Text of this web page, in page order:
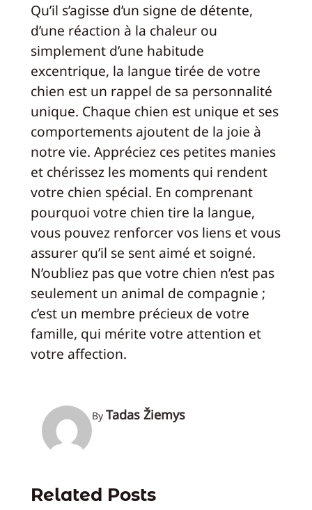
Qu’il s’agisse d’un signe de détente,
d’une réaction à la chaleur ou
simplement d’une habitude
excentrique, la langue tirée de votre
chien est un rappel de sa personnalité
unique. Chaque chien est unique et ses
comportements ajoutent de la joie à
notre vie. Appréciez ces petites manies
et chérissez les moments qui rendent
votre chien spécial. En comprenant
pourquoi votre chien tire la langue,
vous pouvez renforcer vos liens et vous
assurer qu’il se sent aimé et soigné.
N’oubliez pas que votre chien n’est pas
seulement un animal de compagnie ;
c’est un membre précieux de votre
famille, qui mérite votre attention et
votre affection.
By Tadas Žiemys
Related Posts